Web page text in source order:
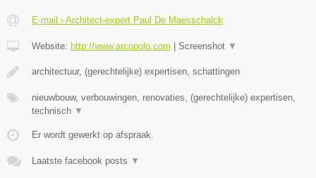
E-mail › Architect-expert Paul De Maesschalck
Website: http://www.arcopolo.com | Screenshot ▼
architectuur, (gerechtelijke) expertisen, schattingen
nieuwbouw, verbouwingen, renovaties, (gerechtelijke) expertisen,
technisch ▼
Er wordt gewerkt op afspraak.
Laatste facebook posts ▼